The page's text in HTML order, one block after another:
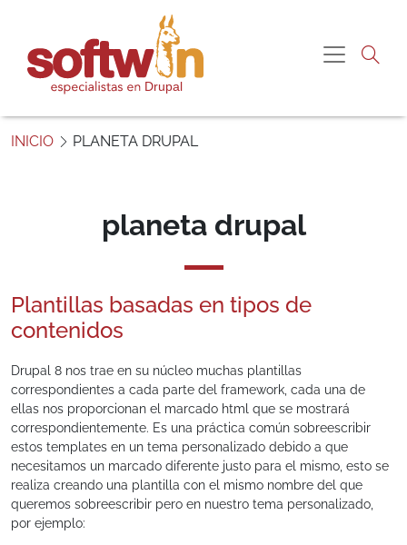
f
r
ú
INICIO PLANETA DRUPAL
planeta drupal
Plantillas basadas en tipos de
contenidos
Drupal 8 nos trae en su núcleo muchas plantillas
correspondientes a cada parte del framework, cada una de
ellas nos proporcionan el marcado html que se mostrará
correspondientemente. Es una práctica común sobreescribir
estos templates en un tema personalizado debido a que
necesitamos un marcado diferente justo para el mismo, esto se
realiza creando una plantilla con el mismo nombre del que
queremos sobreescribir pero en nuestro tema personalizado,
por ejemplo: